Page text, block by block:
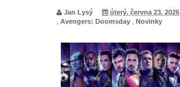
Jan Lysý úterý, června 23, 2026
Avengers: Doomsday Novinky